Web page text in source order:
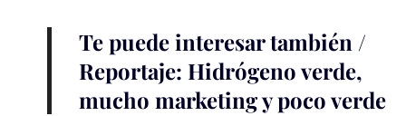
Te puede interesar también /
Reportaje: Hidrógeno verde,
mucho marketing y poco verde